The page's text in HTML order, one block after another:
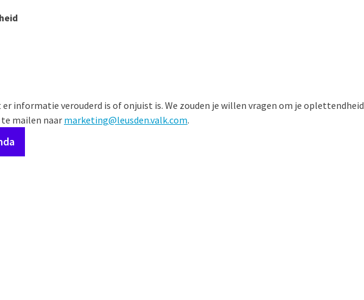
informatie verouderd is of onjuist is. We zouden je willen vragen om je oplettendheid
mailen naar marketing@leusden.valk.com.